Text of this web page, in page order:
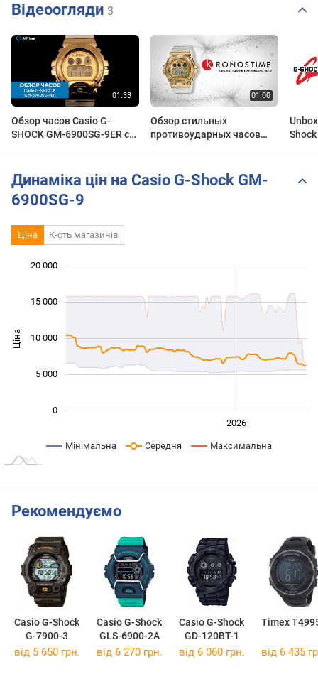
Відеоогляди 3
Обзор часов Casio G-
SHOCK GM-6900SG-9ER с
Обзор стильных
противоударных часов
Динаміка цін на Casio G-Shock GM-
6900SG-9
Ціна К-сть магазинів
Ціна 10 000
0
5 000
10 000
15 000
20 000
2026
Мінімальна Середня Максимальна
Рекомендуємо
Casio G-Shock
G-7900-3
Casio G-Shock
GLS-6900-2A
Casio G-Shock
GD-120BT-1
Timex
від 5 650 грн. від 6 270 грн. від 6 060 грн. від 6 435